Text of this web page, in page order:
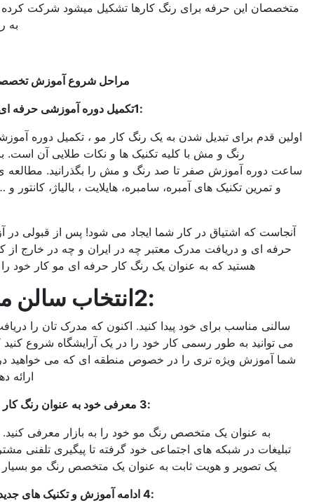
این حرفه برای رنگ کارها تشکیل میشود شرکت کرده و خودش را
به روز نگه دارد.
مراحل شروع آموزش تخصصی رنگ و مو
تکمیل دوره آموزشی حرفه ای رنگ و مش
برای تبدیل شدن به یک رنگ کار مو ، تکمیل دوره آموزشی حرفه ای
رنگ و مش با کلیه تکنیک ها و نکات طلایی آن است. باید حدود 20
آموزش صفر تا صد رنگ و مش را بگذرانید. مطالعه ی آموزش ها
تکنیک های آمبره، سامبره، هایلایت ، بالیاژ، کانتور و … بسیار مهم
اشتیاق در کار شما ایجاد می شود! پس از قبولی در آزمون فنی و
و دریافت مدرک معتبر چه در ایران و چه در خارج از کشور ، آماده
هستید که به عنوان یک رنگ کار حرفه ای مو کار خود را شروع کنید.
انتخاب سالن مناسب
برای خود پیدا کنید. اکنون که مدرک تان را دریافت کرده اید ،
به طور رسمی کار خود را در یک آرایشگاه شروع کنید که آن نیز به
ویژه تری را در خصوص منطقه ای که می خواهید در آن خدمات
ارائه دهید، می دهد.
معرفی خود به عنوان رنگ کار مو حرفه ای
عنوان یک متخصص رنگ مو خود را به بازار معرفی کنید. از معرفی و
در شبکه های اجتماعی خود گرفته تا پیگیری تلفنی مشتریان (داشتن
و هویت ثابت به عنوان یک متخصص رنگ مو بسیار مهم است (
ادامه آموزش و تکنیک های جدید رنگ و مش